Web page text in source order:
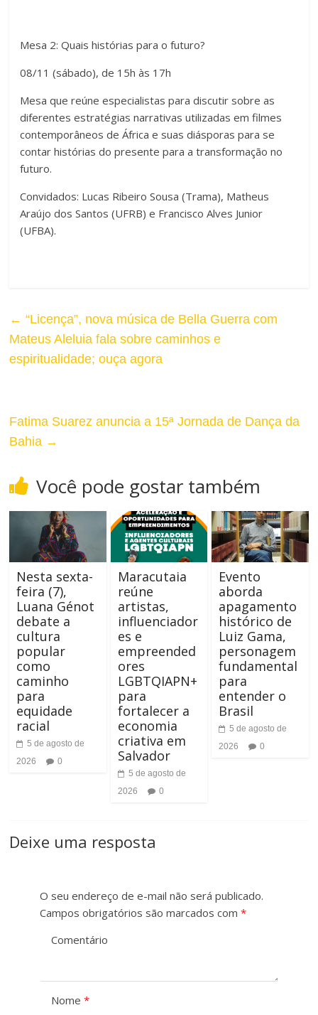
Mesa 2: Quais histórias para o futuro?
08/11 (sábado), de 15h às 17h
Mesa que reúne especialistas para discutir sobre as
diferentes estratégias narrativas utilizadas em filmes
contemporâneos de África e suas diásporas para se
contar histórias do presente para a transformação no
futuro.
Convidados: Lucas Ribeiro Sousa (Trama), Matheus
Araújo dos Santos (UFRB) e Francisco Alves Junior
(UFBA).
← “Licença”, nova música de Bella Guerra com
Mateus Aleluia fala sobre caminhos e
espiritualidade; ouça agora
Fatima Suarez anuncia a 15ª Jornada de Dança da
Bahia →
Você pode gostar também
Nesta sexta-
feira (7),
Luana Génot
debate a
cultura
popular
como
caminho
para
equidade
racial
5 de agosto de
2026
0
Maracutaia
reúne
artistas,
influenciador
es e
empreended
ores
LGBTQIAPN+
para
fortalecer a
economia
criativa em
Salvador
5 de agosto de
2026
0
Evento
aborda
apagamento
histórico de
Luiz Gama,
personagem
fundamental
para
entender o
Brasil
5 de agosto de
2026
0
Deixe uma resposta
O seu endereço de e-mail não será publicado.
Campos obrigatórios são marcados com *
Comentário
Nome *